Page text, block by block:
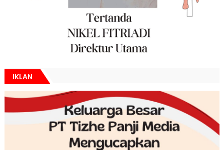
IKLAN